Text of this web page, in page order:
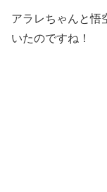
アラレちゃんと悟
いたのですね！